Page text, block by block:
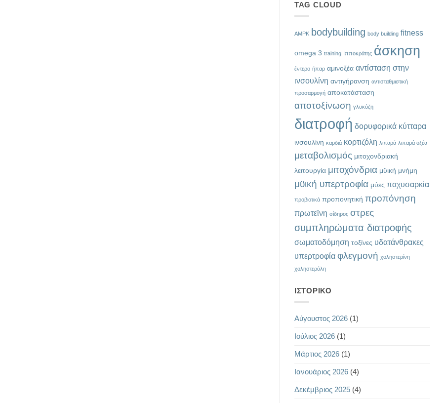
TAG CLOUD
AMPK bodybuilding body building fitness
omega 3 training Ιπποκράτης άσκηση
έντερο ήπαρ αμινοξέα αντίσταση στην
ινσουλίνη αντιγήρανση αντισταθμιστική
προσαρμογή αποκατάσταση
αποτοξίνωση γλυκόζη
διατροφή δορυφορικά κύτταρα
ινσουλίνη καρδιά κορτιζόλη λιπαρά λιπαρά οξέα
μεταβολισμός μιτοχονδριακή
λειτουργία μιτοχόνδρια μϋική μνήμη
μϋική υπερτροφία μύες παχυσαρκία
προβιοτικά προπονητική προπόνηση
πρωτεϊνη σίδηρος στρες
συμπληρώματα διατροφής
σωματοδόμηση τοξίνες υδατάνθρακες
υπερτροφία φλεγμονή χοληστερίνη
χοληστερόλη
ΙΣΤΟΡΙΚΌ
Αύγουστος 2026 (1)
Ιούλιος 2026 (1)
Μάρτιος 2026 (1)
Ιανουάριος 2026 (4)
Δεκέμβριος 2025 (4)